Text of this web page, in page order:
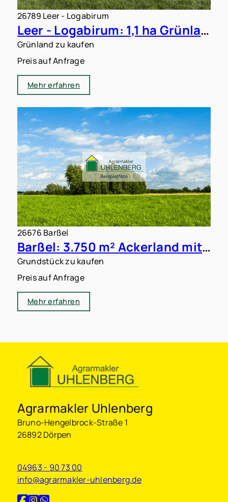
26789 Leer - Logabirum
Leer - Logabirum: 1,1 ha Grünland zu verkaufen
Grünland zu kaufen
Preis auf Anfrage
Mehr erfahren
26676 Barßel
Barßel: 3.750 m² Ackerland mit Bebauungsplan zu verkaufen
Grundstück zu kaufen
Preis auf Anfrage
Mehr erfahren
Agrarmakler Uhlenberg
Bruno-Hengelbrock-Straße 1
26892 Dörpen
04963 - 90 73 00
info@agrarmakler-uhlenberg.de